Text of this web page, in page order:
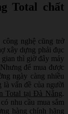
Total chất
nghệ cũng trở
xây dựng phải đục
thì giờ đây máy
để mua được
ngày càng nhiều
là vấn đề của người
Total tại Đà Nẵng.
nhu cầu mua sắm
hàng chính hãng